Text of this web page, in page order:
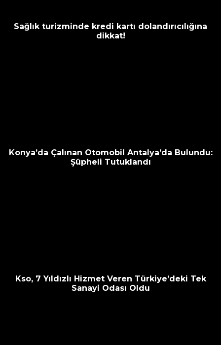
Sağlık turizminde kredi kartı dolandırıcılığına
dikkat!
Konya’da Çalınan Otomobil Antalya’da Bulundu:
Şüpheli Tutuklandı
Kso, 7 Yıldızlı Hizmet Veren Türkiye’deki Tek
Sanayi Odası Oldu